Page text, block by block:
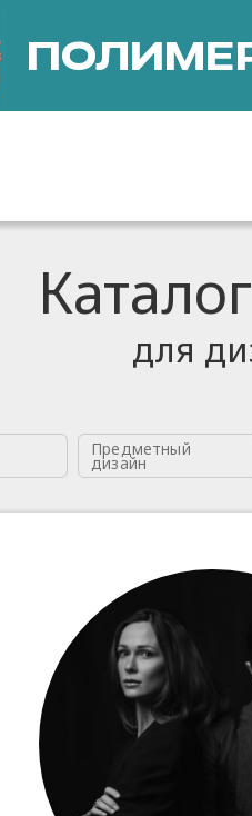
для
Предметный
дизайн